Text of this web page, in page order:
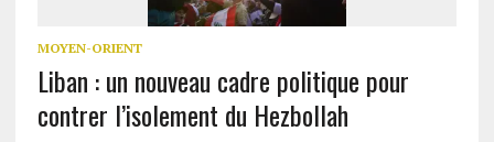
MOYEN-ORIENT
Liban : un nouveau cadre politique pour
contrer l’isolement du Hezbollah